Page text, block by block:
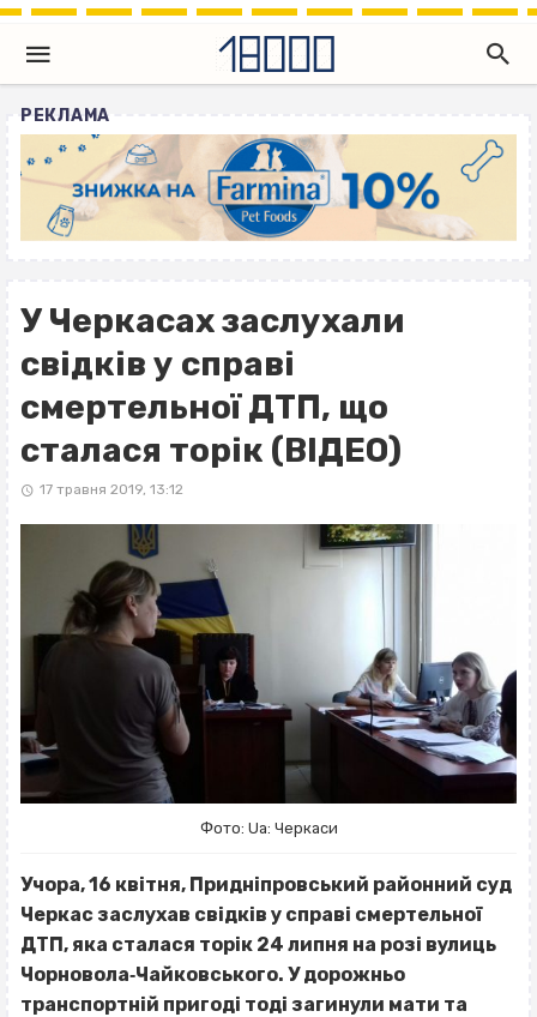
РЕКЛАМА
У Черкасах заслухали
свідків у справі
смертельної ДТП, що
сталася торік (ВІДЕО)
17 травня 2019, 13:12
Фото: Ua: Черкаси
Учора, 16 квітня, Придніпровський районний суд
Черкас заслухав свідків у справі смертельної
ДТП, яка сталася торік 24 липня на розі вулиць
Чорновола‐Чайковського. У дорожньо
транспортній пригоді тоді загинули мати та